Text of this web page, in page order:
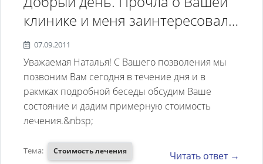
клинике и меня заинтересовало
лечение панических атак. Я
понимаю, что каждый пациент
получает индивидуальное
лечение, но все же, я бы хотела
узнать цены на лечение этого
заболевания. Допустим сумму
лечения более простого случая
07.09.2011
Уважаемая Наталья! С Вашего позволения мы
позвоним Вам сегодня в течение дня и в
ракмках подробной беседы обсудим Ваше
состояние и дадим примерную стоимость
лечения.&nbsp;
Тема: Стоимость лечения Читать ответ →